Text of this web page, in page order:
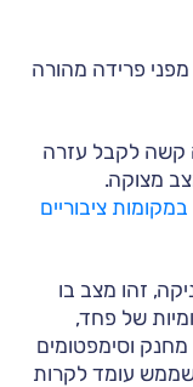
מפני פרידה מהורה
קשה לקבל עזרה
מצוקה.
ציבוריים
זהו מצב בו
של פחד,
וסימפטומים
שממש עומד לקרות